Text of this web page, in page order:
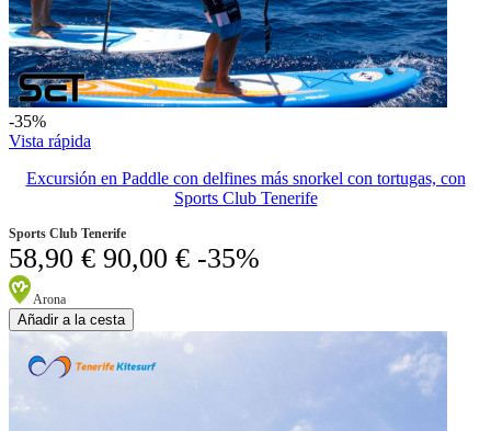
-35%
Vista rápida
Excursión en Paddle con delfines más snorkel con tortugas, con
Sports Club Tenerife
Sports Club Tenerife
58,90 € 90,00 € -35%
Arona
Añadir a la cesta